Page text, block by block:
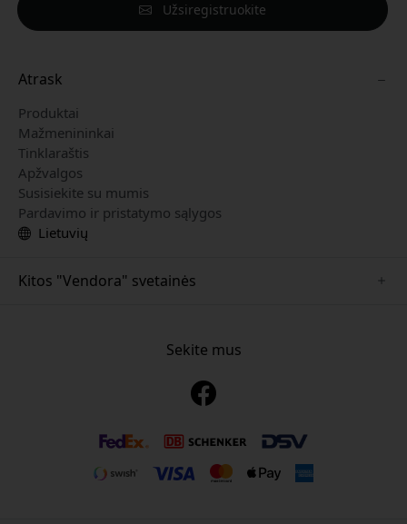
Užsiregistruokite
Atrask
Produktai
Mažmenininkai
Tinklaraštis
Apžvalgos
Susisiekite su mumis
Pardavimo ir pristatymo sąlygos
Lietuvių
Kitos "Vendora" svetainės
www.pipetto.se
Sekite mus